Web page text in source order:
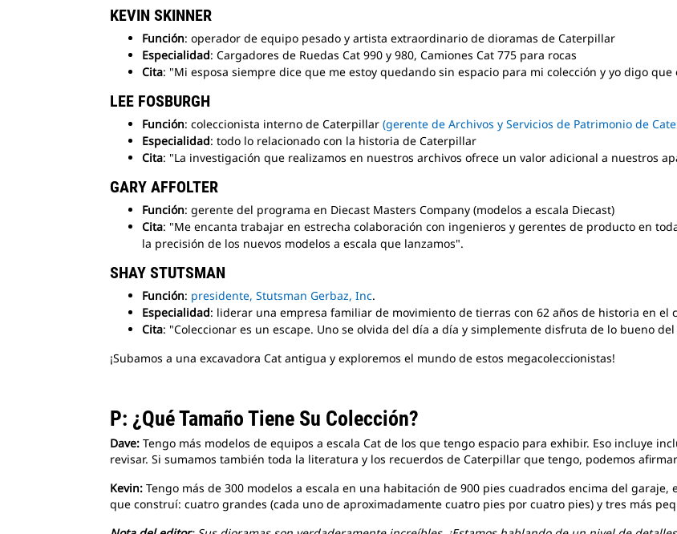
KEVIN SKINNER
Función: operador de equipo pesado y artista extraordinario de dioramas de Caterpillar
Especialidad: Cargadores de Ruedas Cat 990 y 980, Camiones Cat 775 para rocas
Cita: "Mi esposa siempre dice que me estoy quedando sin espacio para mi colección y yo digo
LEE FOSBURGH
Función: coleccionista interno de Caterpillar (gerente de Archivos y Servicios de Patrimonio de
Especialidad: todo lo relacionado con la historia de Caterpillar
Cita: "La investigación que realizamos en nuestros archivos ofrece un valor adicional a nuestros
GARY AFFOLTER
Función: gerente del programa en Diecast Masters Company (modelos a escala Diecast)
Cita: "Me encanta trabajar en estrecha colaboración con ingenieros y gerentes de producto en
la precisión de los nuevos modelos a escala que lanzamos".
SHAY STUTSMAN
Función: presidente, Stutsman Gerbaz, Inc.
Especialidad: liderar una empresa familiar de movimiento de tierras con 62 años de historia en el
Cita: "Coleccionar es un escape. Uno se olvida del día a día y simplemente disfruta de lo bueno
¡Subamos a una excavadora Cat antigua y exploremos el mundo de estos megacoleccionistas!
P: ¿Qué Tamaño Tiene Su Colección?
Dave: Tengo más modelos de equipos a escala Cat de los que tengo espacio para exhibir. Eso incluye
revisar. Si sumamos también toda la literatura y los recuerdos de Caterpillar que tengo, podemos
Kevin: Tengo más de 300 modelos a escala en una habitación de 900 pies cuadrados encima del
que construí: cuatro grandes (cada uno de aproximadamente cuatro pies por cuatro pies) y tres más